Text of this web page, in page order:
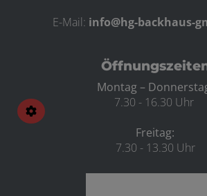
E-Mail: info@hg-backhaus-
Montag –
7.30 - 16.30 Uhr
Freitag:
7.30 - 13.30 Uhr